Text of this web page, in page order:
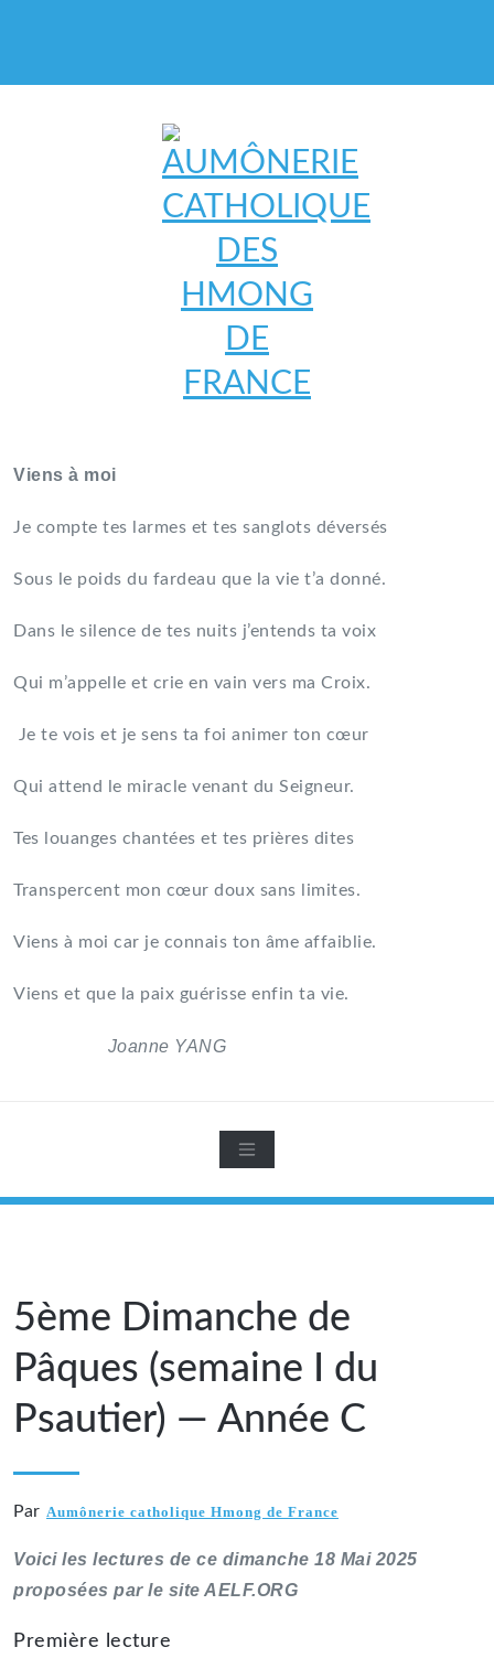
DES HMONG DE FRANCE
Viens à moi
Je compte tes larmes et tes sanglots déversés
Sous le poids du fardeau que la vie t’a donné.
Dans le silence de tes nuits j’entends ta voix
Qui m’appelle et crie en vain vers ma Croix.
Je te vois et je sens ta foi animer ton cœur
Qui attend le miracle venant du Seigneur.
Tes louanges chantées et tes prières dites
Transpercent mon cœur doux sans limites.
Viens à moi car je connais ton âme affaiblie.
Viens et que la paix guérisse enfin ta vie.
Joanne YANG
5ème Dimanche de
Pâques (semaine I du
Psautier) — Année C
Par Aumônerie catholique Hmong de France
Voici les lectures de ce dimanche 18 Mai 2025
proposées par le site AELF.ORG
Première lecture